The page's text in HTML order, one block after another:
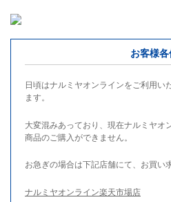
お客様各
日頃はナルミヤオンラインをご利用い
ます。
大変混みあっており、現在ナルミヤオ
商品のご購入ができません。
お急ぎの場合は下記店舗にて、お買い
ナルミヤオンライン楽天市場店